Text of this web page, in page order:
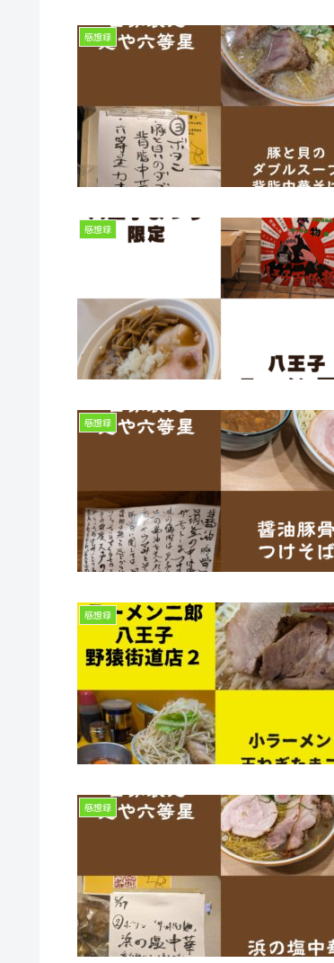
感想録
感想録
感想録
感想録
感想録